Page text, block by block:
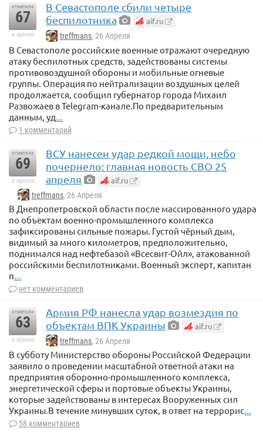
отметили
67
в архиве
В Севастополе сбили четыре
беспилотника
aif.ru
treffmans, 26 Апреля
В Севастополе российские военные отражают очередную
атаку беспилотных средств, задействованы системы
противовоздушной обороны и мобильные огневые
группы. Операция по нейтрализации воздушных целей
продолжается, сообщил губернатор города Михаил
Развожаев в Telegram-канале.По предварительным
данным, уд
1 комментарий
отметили
69
в архиве
ВСУ нанесен удар редкой мощи, небо
почернело: главная новость СВО 25
апреля
aif.ru
treffmans, 26 Апреля
В Днепропетровской области после массированного удара
по объектам военно-промышленного комплекса
зафиксированы сильные пожары. Густой чёрный дым,
видимый за много километров, предположительно,
поднимался над нефтебазой «Всесвит-Ойл», атакованной
российскими беспилотниками. Военный эксперт, капитан
п...
нет комментариев
отметили
63
в архиве
Армия РФ нанесла удар возмездия по
объектам ВПК Украины
aif.ru
treffmans, 26 Апреля
В субботу Министерство обороны Российской Федерации
заявило о проведении масштабной ответной атаки на
предприятия оборонно-промышленного комплекса,
энергетической сферы и портовые объекты Украины,
которые задействованы в интересах Вооруженных сил
Украины.В течение минувших суток, в ответ на террорис...
58 комментариев